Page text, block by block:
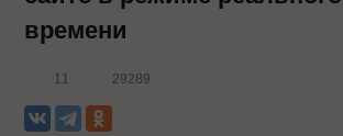
времени
11 29289